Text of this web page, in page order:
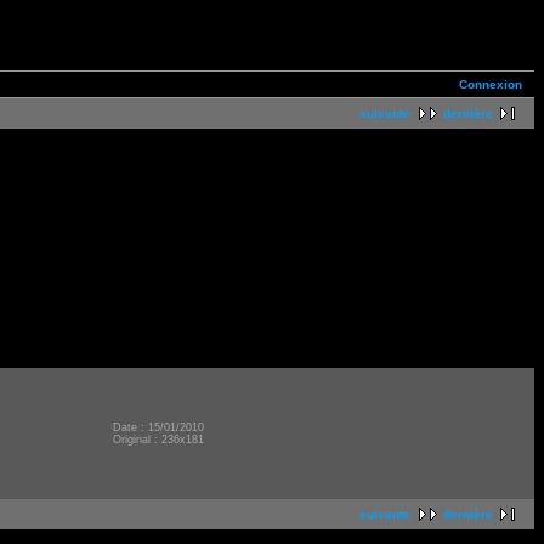
Connexion
suivante dernière
Date : 15/01/2010
Original : 236x181
suivante dernière